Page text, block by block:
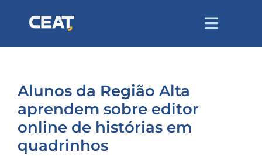
Alunos da Região Alta
aprendem sobre editor
online de histórias em
quadrinhos